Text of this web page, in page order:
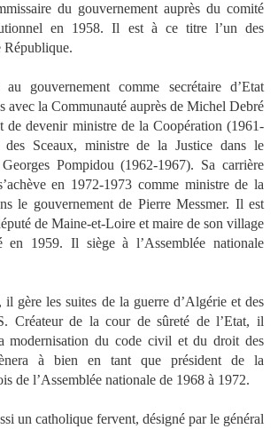
du gouvernement auprès du comité
en 1958. Il est à ce titre l’un des
République.
gouvernement comme secrétaire d’Etat
avec la Communauté auprès de Michel Debré
de devenir ministre de la Coopération (1961-
Sceaux, ministre de la Justice dans le
Pompidou (1962-1967). Sa carrière
en 1972-1973 comme ministre de la
le gouvernement de Pierre Messmer. Il est
de Maine-et-Loire et maire de son village
en 1959. Il siège à l’Assemblée nationale
il gère les suites de la guerre d’Algérie et des
Créateur de la cour de sûreté de l’Etat, il
modernisation du code civil et du droit des
à bien en tant que président de la
de l’Assemblée nationale de 1968 à 1972.
un catholique fervent, désigné par le général